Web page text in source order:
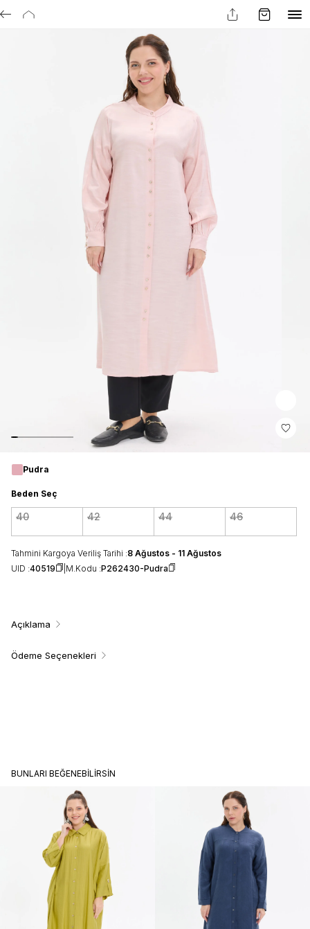
Pudra
Beden Seç
40 42 44 46
Tahmini Kargoya Veriliş Tarihi :8 Ağustos - 11 Ağustos
UID :40519 M.Kodu :P262430-Pudra
Açıklama
Ödeme Seçenekleri
BUNLARI BEĞENEBILIRSIN